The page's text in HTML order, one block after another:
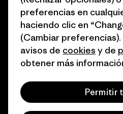
© 2026 Patagonia, Inc. Todos los
preferencias en
haciendo clic en
(Cambiar
avisos de cookies y de
obtener más
Permitir